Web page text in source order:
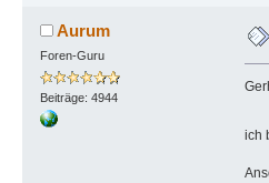
Aurum
Foren-Guru
Beiträge: 4944
ich